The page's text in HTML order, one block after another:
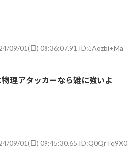
09/01(日) 08:36:07.91 ID:3Aozbi+Ma
理アタッカーなら雑に強いよ
09/01(日) 09:45:30.65 ID:Q0QrTq9X0